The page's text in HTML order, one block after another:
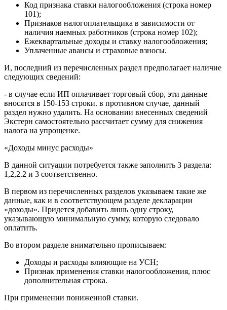
Код признака ставки налогообложения (строка номер
101);
Признаков налогоплательщика в зависимости от
наличия наемных работников (строка номер 102);
Ежеквартальные доходы и ставку налогообложения;
Уплаченные авансы и страховые взносы.
И, последний из перечисленных раздел предполагает наличие
следующих сведений:
- в случае если ИП оплачивает торговый сбор, эти данные
вносятся в 150-153 строки. в противном случае, данный
раздел нужно удалить. На основании внесенных сведений
Экстерн самостоятельно рассчитает сумму для снижения
налога на упрощенке.
«Доходы минус расходы»
В данной ситуации потребуется также заполнить 3 раздела:
1,2,2.2 и 3 соответственно.
В первом из перечисленных разделов указываем такие же
данные, как и в соответствующем разделе декларации
«доходы». Придется добавить лишь одну строку,
указывающую минимальную сумму, которую следовало
оплатить.
Во втором разделе внимательно прописываем:
Доходы и расходы влияющие на УСН;
Признак применения ставки налогообложения, плюс
дополнительная строка.
При применении пониженной ставки.